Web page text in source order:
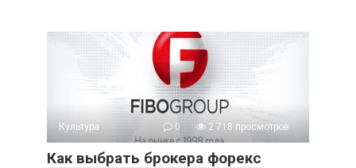
Культура 0 2 718 просмотров
Как выбрать брокера форекс